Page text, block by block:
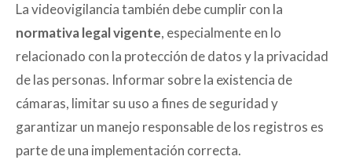
La videovigilancia también debe cumplir con la
normativa legal vigente, especialmente en lo
relacionado con la protección de datos y la privacidad
de las personas. Informar sobre la existencia de
cámaras, limitar su uso a fines de seguridad y
garantizar un manejo responsable de los registros es
parte de una implementación correcta.